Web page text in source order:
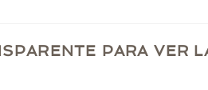
PARA VER